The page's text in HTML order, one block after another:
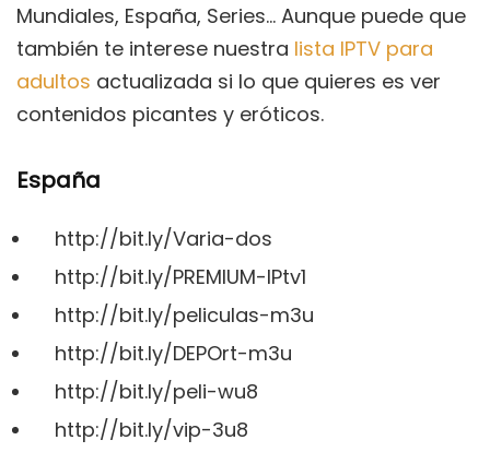
Mundiales, España, Series… Aunque puede que
también te interese nuestra lista IPTV para
adultos actualizada si lo que quieres es ver
contenidos picantes y eróticos.
España
http://bit.ly/Varia-dos
http://bit.ly/PREMIUM-IPtv1
http://bit.ly/peliculas-m3u
http://bit.ly/DEPOrt-m3u
http://bit.ly/peli-wu8
http://bit.ly/vip-3u8